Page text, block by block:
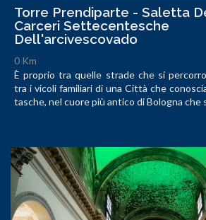
Torre Prendiparte - Saletta
Carceri Settecentesche
Dell'arcivescovado
0 Km
È proprio tra quelle strade che si
tra i vicoli familiari di una Città che
tasche, nel cuore più antico di Bologna che